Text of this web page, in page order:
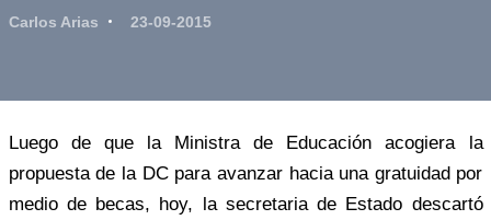
Carlos Arias 23-09-2015
Luego de que la Ministra de Educación acogiera la
propuesta de la DC para avanzar hacia una gratuidad por
medio de becas, hoy, la secretaria de Estado descartó